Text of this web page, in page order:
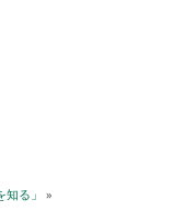
る」 »